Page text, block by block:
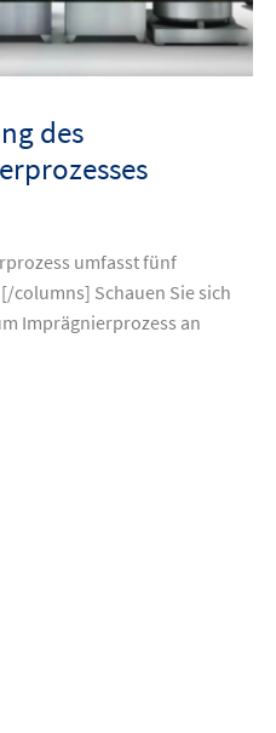
des
umfasst fünf
columns] Schauen Sie sich
Imprägnierprozess an